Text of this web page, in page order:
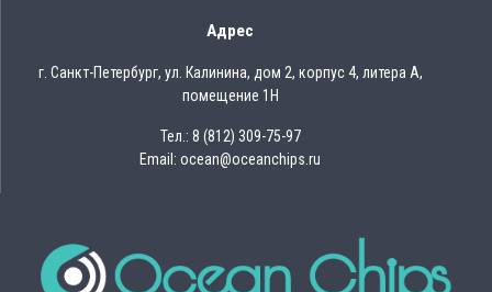
Адрес
г. Санкт-Петербург, ул. Калинина, дом 2, корпус 4, литера А,
помещение 1Н
Тел.: 8 (812) 309-75-97
Email: ocean@oceanchips.ru